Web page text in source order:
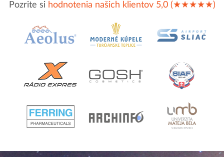
Pozrite si hodnotenia našich klientov 5,0 (★★★★★)